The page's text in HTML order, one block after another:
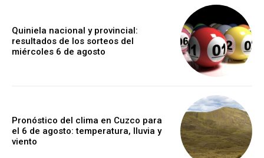
Quiniela nacional y provincial:
resultados de los sorteos del
miércoles 6 de agosto
Pronóstico del clima en Cuzco para
el 6 de agosto: temperatura, lluvia y
viento